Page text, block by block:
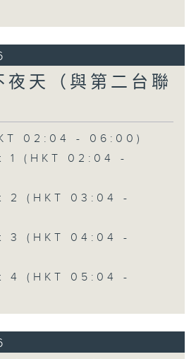
夜天（與第二台聯
02:04 - 06:00)
1 (HKT 02:04 -
2 (HKT 03:04 -
3 (HKT 04:04 -
4 (HKT 05:04 -